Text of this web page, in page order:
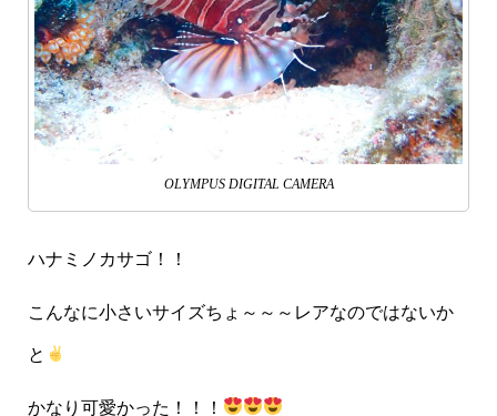
OLYMPUS DIGITAL CAMERA
ハナミノカサゴ！！
こんなに小さいサイズちょ～～～レアなのではないか
と
かなり可愛かった！！！